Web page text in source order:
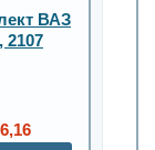
ВАЗ
2107